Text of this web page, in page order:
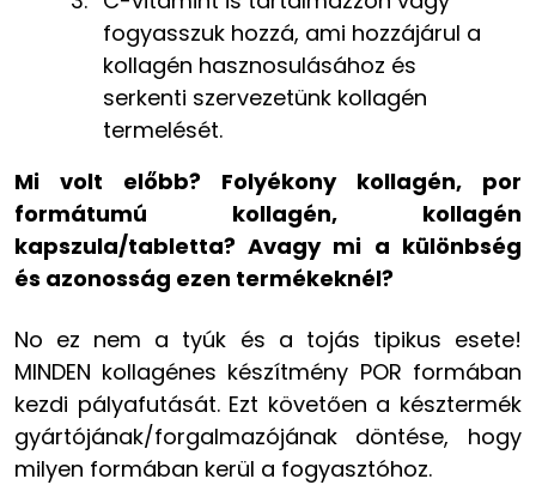
fogyasszuk hozzá, ami hozzájárul a
kollagén hasznosulásához és
serkenti szervezetünk kollagén
termelését.
Mi volt előbb? Folyékony kollagén, por
formátumú kollagén, kollagén
kapszula/tabletta? Avagy mi a különbség
és azonosság ezen termékeknél?
No ez nem a tyúk és a tojás tipikus esete!
MINDEN kollagénes készítmény POR formában
kezdi pályafutását. Ezt követően a késztermék
gyártójának/forgalmazójának döntése, hogy
milyen formában kerül a fogyasztóhoz.